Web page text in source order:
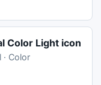
Color Light icon
· Color